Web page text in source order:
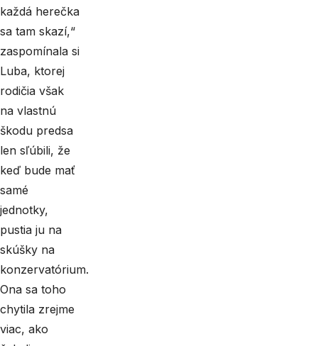
každá herečka
sa tam skazí,“
zaspomínala si
Luba, ktorej
rodičia však
na vlastnú
škodu predsa
len sľúbili, že
keď bude mať
samé
jednotky,
pustia ju na
skúšky na
konzervatórium.
Ona sa toho
chytila zrejme
viac, ako